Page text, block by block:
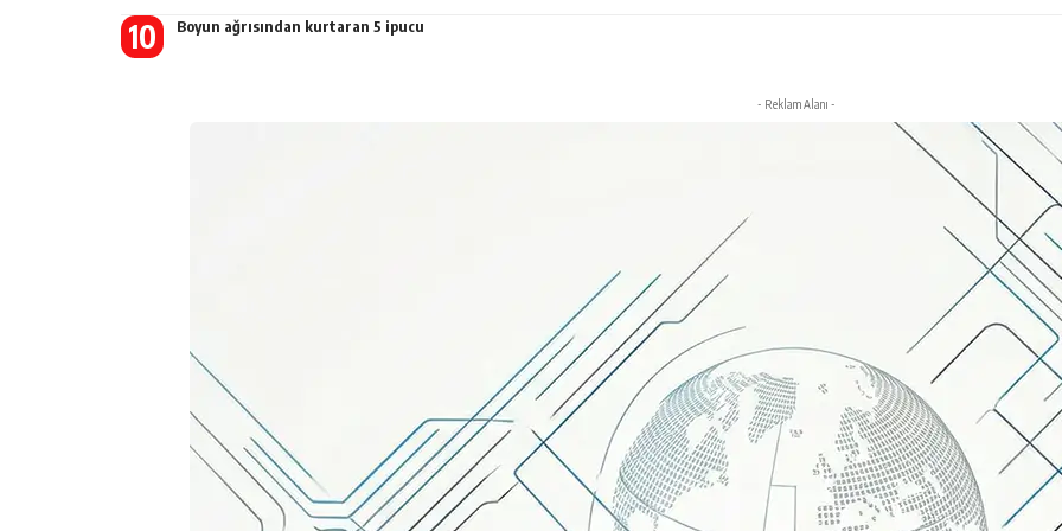
Boyun ağrısından kurtaran 5 ipucu
- Reklam Alanı -